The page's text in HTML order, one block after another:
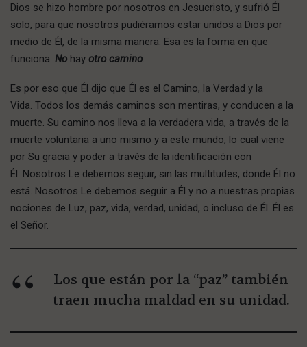
Dios se hizo hombre por nosotros en Jesucristo, y sufrió Él
solo, para que nosotros pudiéramos estar unidos a Dios por
medio de Él, de la misma manera. Esa es la forma en que
funciona. No hay otro camino
Es por eso que Él dijo que Él es el Camino, la Verdad y la
Vida. Todos los demás caminos son mentiras, y conducen a la
muerte. Su camino nos lleva a la verdadera vida, a través de la
muerte voluntaria a uno mismo y a este mundo, lo cual viene
por Su gracia y poder a través de la identificación con
Él. Nosotros Le debemos seguir, sin las multitudes, donde Él no
está. Nosotros Le debemos seguir a Él y no a nuestras propias
nociones de Luz, paz, vida, verdad, unidad, o incluso de Él. Él es
el Señor.
Los que están por la “paz” también
traen mucha maldad en su unidad.